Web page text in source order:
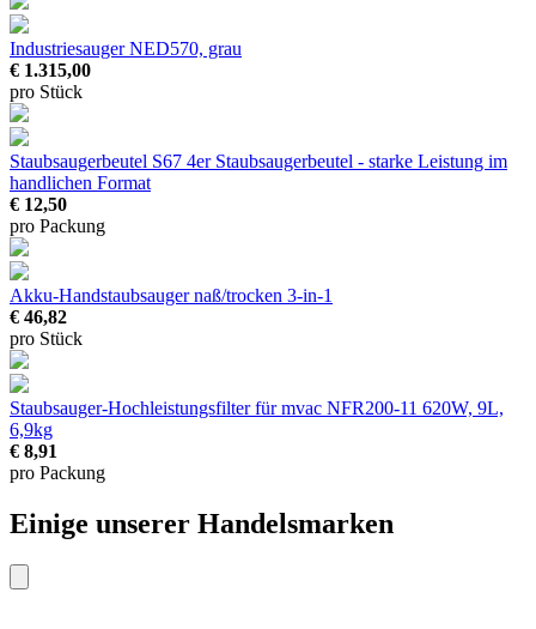
Industriesauger NED570, grau
€ 1.315,00
pro Stück
Staubsaugerbeutel S67 4er Staubsaugerbeutel - starke Leistung im
handlichen Format
€ 12,50
pro Packung
Akku-Handstaubsauger naß/trocken 3-in-1
€ 46,82
pro Stück
Staubsauger-Hochleistungsfilter für mvac NFR200-11 620W, 9L,
6,9kg
€ 8,91
pro Packung
Einige unserer Handelsmarken